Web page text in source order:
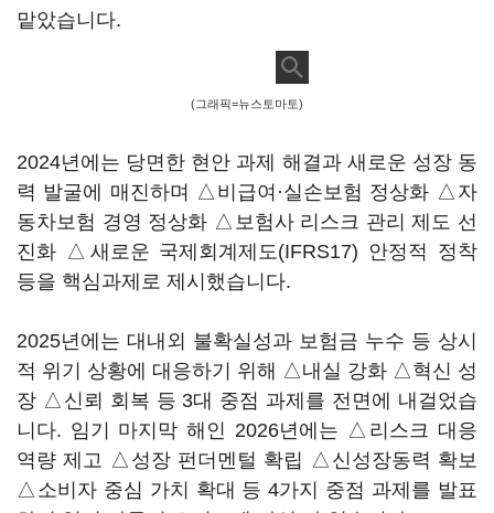
맡았습니다.
(그래픽=뉴스토마토)
2024년에는 당면한 현안 과제 해결과 새로운 성장 동
력 발굴에 매진하며 △비급여·실손보험 정상화 △자
동차보험 경영 정상화 △보험사 리스크 관리 제도 선
진화 △새로운 국제회계제도(IFRS17) 안정적 정착
등을 핵심과제로 제시했습니다.
2025년에는 대내외 불확실성과 보험금 누수 등 상시
적 위기 상황에 대응하기 위해 △내실 강화 △혁신 성
장 △신뢰 회복 등 3대 중점 과제를 전면에 내걸었습
니다. 임기 마지막 해인 2026년에는 △리스크 대응
역량 제고 △성장 펀더멘털 확립 △신성장동력 확보
△소비자 중심 가치 확대 등 4가지 중점 과제를 발표